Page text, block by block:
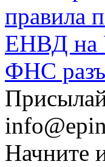
ФНС
Начните